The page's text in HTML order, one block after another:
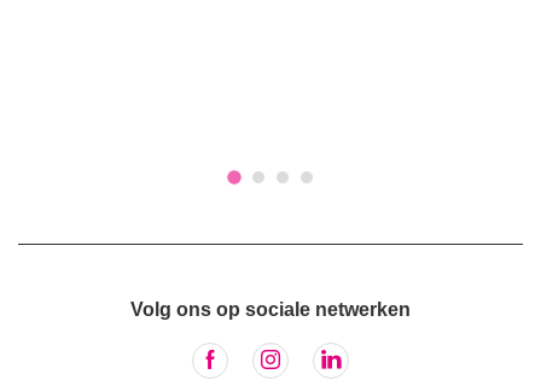
Volg ons op sociale netwerken